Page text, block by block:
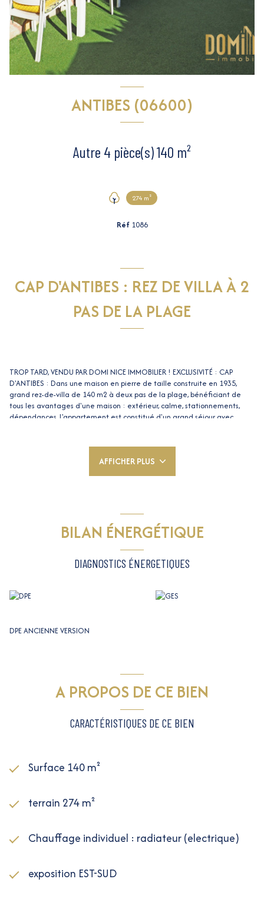
ANTIBES (06600)
Autre 4 pièce(s) 140 m²
274 m²
Réf 1086
CAP D'ANTIBES : REZ DE VILLA À 2
PAS DE LA PLAGE
TROP TARD, VENDU PAR DOMI NICE IMMOBILIER ! EXCLUSIVITÉ : CAP
D'ANTIBES : Dans une maison en pierre de taille construite en 1935,
grand rez-de-villa de 140 m2 à deux pas de la plage, bénéficiant de
tous les avantages d'une maison : extérieur, calme, stationnements,
dépendances. L'appartement est constitué d'un grand séjour avec
superbe environnement au début du Cap d'Antibes, proche de tout :
AFFICHER PLUS
BILAN ÉNERGÉTIQUE
DIAGNOSTICS ÉNERGETIQUES
DPE ANCIENNE VERSION
A PROPOS DE CE BIEN
CARACTÉRISTIQUES DE CE BIEN
Surface 140 m²
terrain 274 m²
Chauffage individuel : radiateur (electrique)
exposition EST-SUD